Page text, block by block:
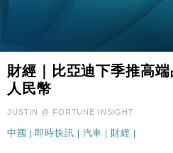
財經｜比亞迪下季推高
人民幣
JUSTIN @ FORTUNE INSIGHT
中國 | 即時快訊 | 汽車 | 財經 |